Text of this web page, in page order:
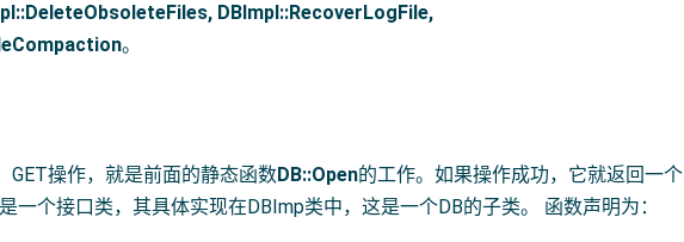
DBImpl::RecoverLogFile,
。
GET操作，就是前面的静态函数DB::Open的工作。如果操作成功，它就返回一个
一个接口类，其具体实现在DBImp类中，这是一个DB的子类。 函数声明为：